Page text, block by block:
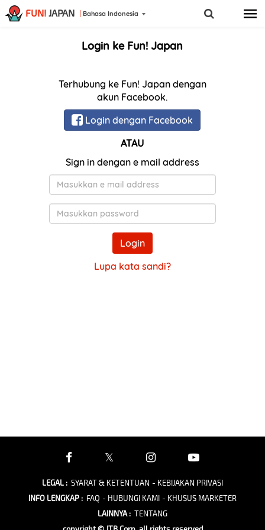
FUN! JAPAN Bahasa Indonesia
Login ke Fun! Japan
Terhubung ke Fun! Japan dengan
akun Facebook.
Login dengan Facebook
ATAU
Sign in dengan e mail address
E-
Mail
Kata
Sandi
Login
Lupa kata sandi?
LEGAL: SYARAT & KETENTUAN - KEBIJAKAN PRIVASI
INFO LENGKAP: FAQ - HUBUNGI KAMI - KHUSUS MARKETER
LAINNYA: TENTANG